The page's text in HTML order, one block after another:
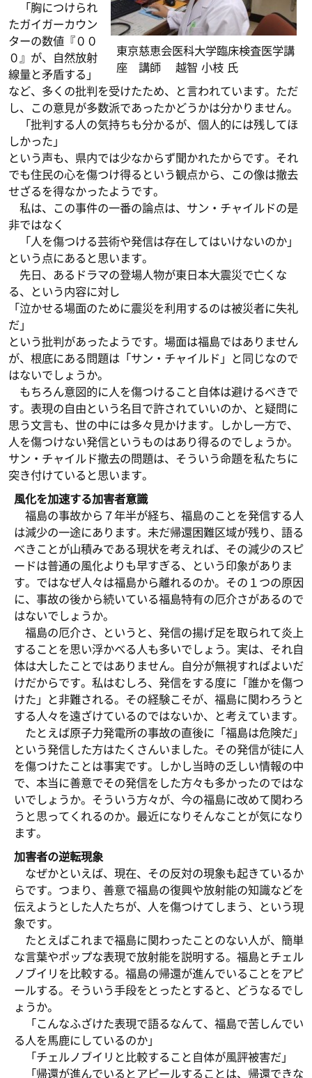
東京慈恵会医科大学臨床検査医学講
座 講師 越智 小枝 氏
「胸につけられ
たガイガーカウン
ターの数値『００
０』が、自然放射
線量と矛盾する」
など、多くの批判を受けたため、と言われています。ただ
し、この意見が多数派であったかどうかは分かりません。
「批判する人の気持ちも分かるが、個人的には残してほ
しかった」
という声も、県内では少なからず聞かれたからです。それ
でも住民の心を傷つけ得るという観点から、この像は撤去
せざるを得なかったようです。
私は、この事件の一番の論点は、サン・チャイルドの是
非ではなく
「人を傷つける芸術や発信は存在してはいけないのか」
という点にあると思います。
先日、あるドラマの登場人物が東日本大震災で亡くな
る、という内容に対し
「泣かせる場面のために震災を利用するのは被災者に失礼
だ」
という批判があったようです。場面は福島ではありません
が、根底にある問題は「サン・チャイルド」と同じなので
はないでしょうか。
もちろん意図的に人を傷つけること自体は避けるべきで
す。表現の自由という名目で許されていいのか、と疑問に
思う文言も、世の中には多々見かけます。しかし一方で、
人を傷つけない発信というものはあり得るのでしょうか。
サン・チャイルド撤去の問題は、そういう命題を私たちに
突き付けていると思います。
風化を加速する加害者意識
福島の事故から７年半が経ち、福島のことを発信する人
は減少の一途にあります。未だ帰還困難区域が残り、語る
べきことが山積みである現状を考えれば、その減少のスピ
ードは普通の風化よりも早すぎる、という印象がありま
す。ではなぜ人々は福島から離れるのか。その１つの原因
に、事故の後から続いている福島特有の厄介さがあるので
はないでしょうか。
福島の厄介さ、というと、発信の揚げ足を取られて炎上
することを思い浮かべる人も多いでしょう。実は、それ自
体は大したことではありません。自分が無視すればよいだ
けだからです。私はむしろ、発信をする度に「誰かを傷つ
けた」と非難される。その経験こそが、福島に関わろうと
する人々を遠ざけているのではないか、と考えています。
たとえば原子力発電所の事故の直後に「福島は危険だ」
という発信した方はたくさんいました。その発信が徒に人
を傷つけたことは事実です。しかし当時の乏しい情報の中
で、本当に善意でその発信をした方々も多かったのではな
いでしょうか。そういう方々が、今の福島に改めて関わろ
うと思ってくれるのか。最近になりそんなことが気になり
ます。
加害者の逆転現象
なぜかといえば、現在、その反対の現象も起きているか
らです。つまり、善意で福島の復興や放射能の知識などを
伝えようとした人たちが、人を傷つけてしまう、という現
象です。
たとえばこれまで福島に関わったことのない人が、簡単
な言葉やポップな表現で放射能を説明する。福島とチェル
ノブイリを比較する。福島の帰還が進んでいることをアピ
ールする。そういう手段をとったとすると、どうなるでし
ょうか。
「こんなふざけた表現で語るなんて、福島で苦しんでい
る人を馬鹿にしているのか」
「チェルノブイリと比較すること自体が風評被害だ」
「帰還が進んでいるとアピールすることは、帰還できな